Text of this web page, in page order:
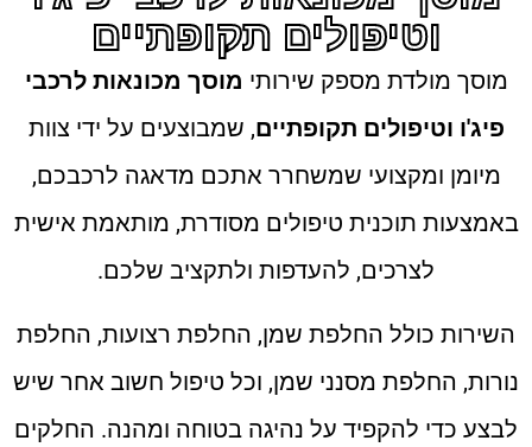
וטיפולים תקופתיים
מוסך מולדת מספק שירותי מוסך מכונאות לרכבי
פיג'ו וטיפולים תקופתיים, שמבוצעים על ידי צוות
מיומן ומקצועי שמשחרר אתכם מדאגה לרכבכם,
באמצעות תוכנית טיפולים מסודרת, מותאמת אישית
לצרכים, להעדפות ולתקציב שלכם.
השירות כולל החלפת שמן, החלפת רצועות, החלפת
נורות, החלפת מסנני שמן, וכל טיפול חשוב אחר שיש
לבצע כדי להקפיד על נהיגה בטוחה ומהנה. החלקים